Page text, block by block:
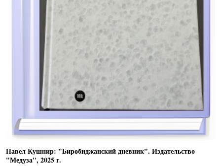
Павел Кушнир: "Биробиджанский дневник". Издательство
"Медуза", 2025 г.